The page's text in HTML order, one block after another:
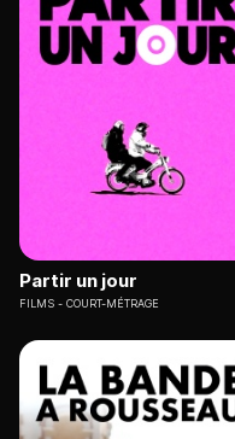
Partir un jour
FILMS COURT-MÉTRAGE